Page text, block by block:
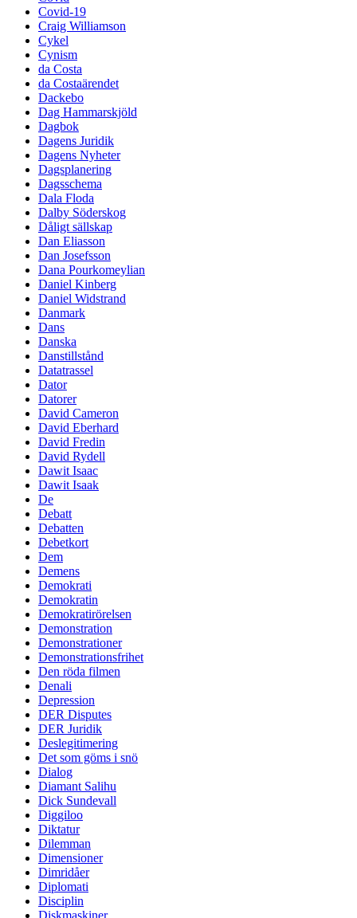
Covid-19
Craig Williamson
Cykel
Cynism
da Costa
da Costaärendet
Dackebo
Dag Hammarskjöld
Dagbok
Dagens Juridik
Dagens Nyheter
Dagsplanering
Dagsschema
Dala Floda
Dalby Söderskog
Dåligt sällskap
Dan Eliasson
Dan Josefsson
Dana Pourkomeylian
Daniel Kinberg
Daniel Widstrand
Danmark
Dans
Danska
Danstillstånd
Datatrassel
Dator
Datorer
David Cameron
David Eberhard
David Fredin
David Rydell
Dawit Isaac
Dawit Isaak
De
Debatt
Debatten
Debetkort
Dem
Demens
Demokrati
Demokratin
Demokratirörelsen
Demonstration
Demonstrationer
Demonstrationsfrihet
Den röda filmen
Denali
Depression
DER Disputes
DER Juridik
Deslegitimering
Det som göms i snö
Dialog
Diamant Salihu
Dick Sundevall
Diggiloo
Diktatur
Dilemman
Dimensioner
Dimridåer
Diplomati
Disciplin
Diskmaskiner